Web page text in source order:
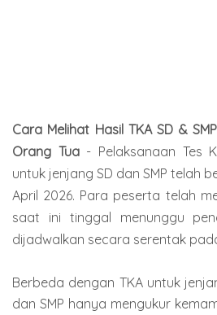
Cara Melihat Hasil TKA SD &
Orang Tua- Pelaksanaan Tes
untuk jenjang SD dan SMP telah
April 2026. Para peserta telah
saat ini tinggal menunggu
dijadwalkan secara serentak
Berbeda dengan TKA untuk
dan SMP hanya mengukur